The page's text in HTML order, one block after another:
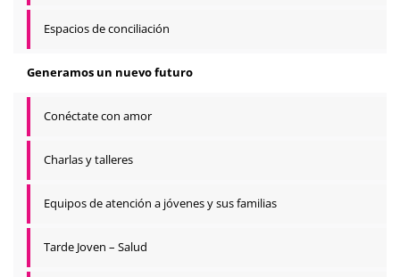
Espacios de conciliación
Generamos un nuevo futuro
Conéctate con amor
Charlas y talleres
Equipos de atención a jóvenes y sus familias
Tarde Joven – Salud